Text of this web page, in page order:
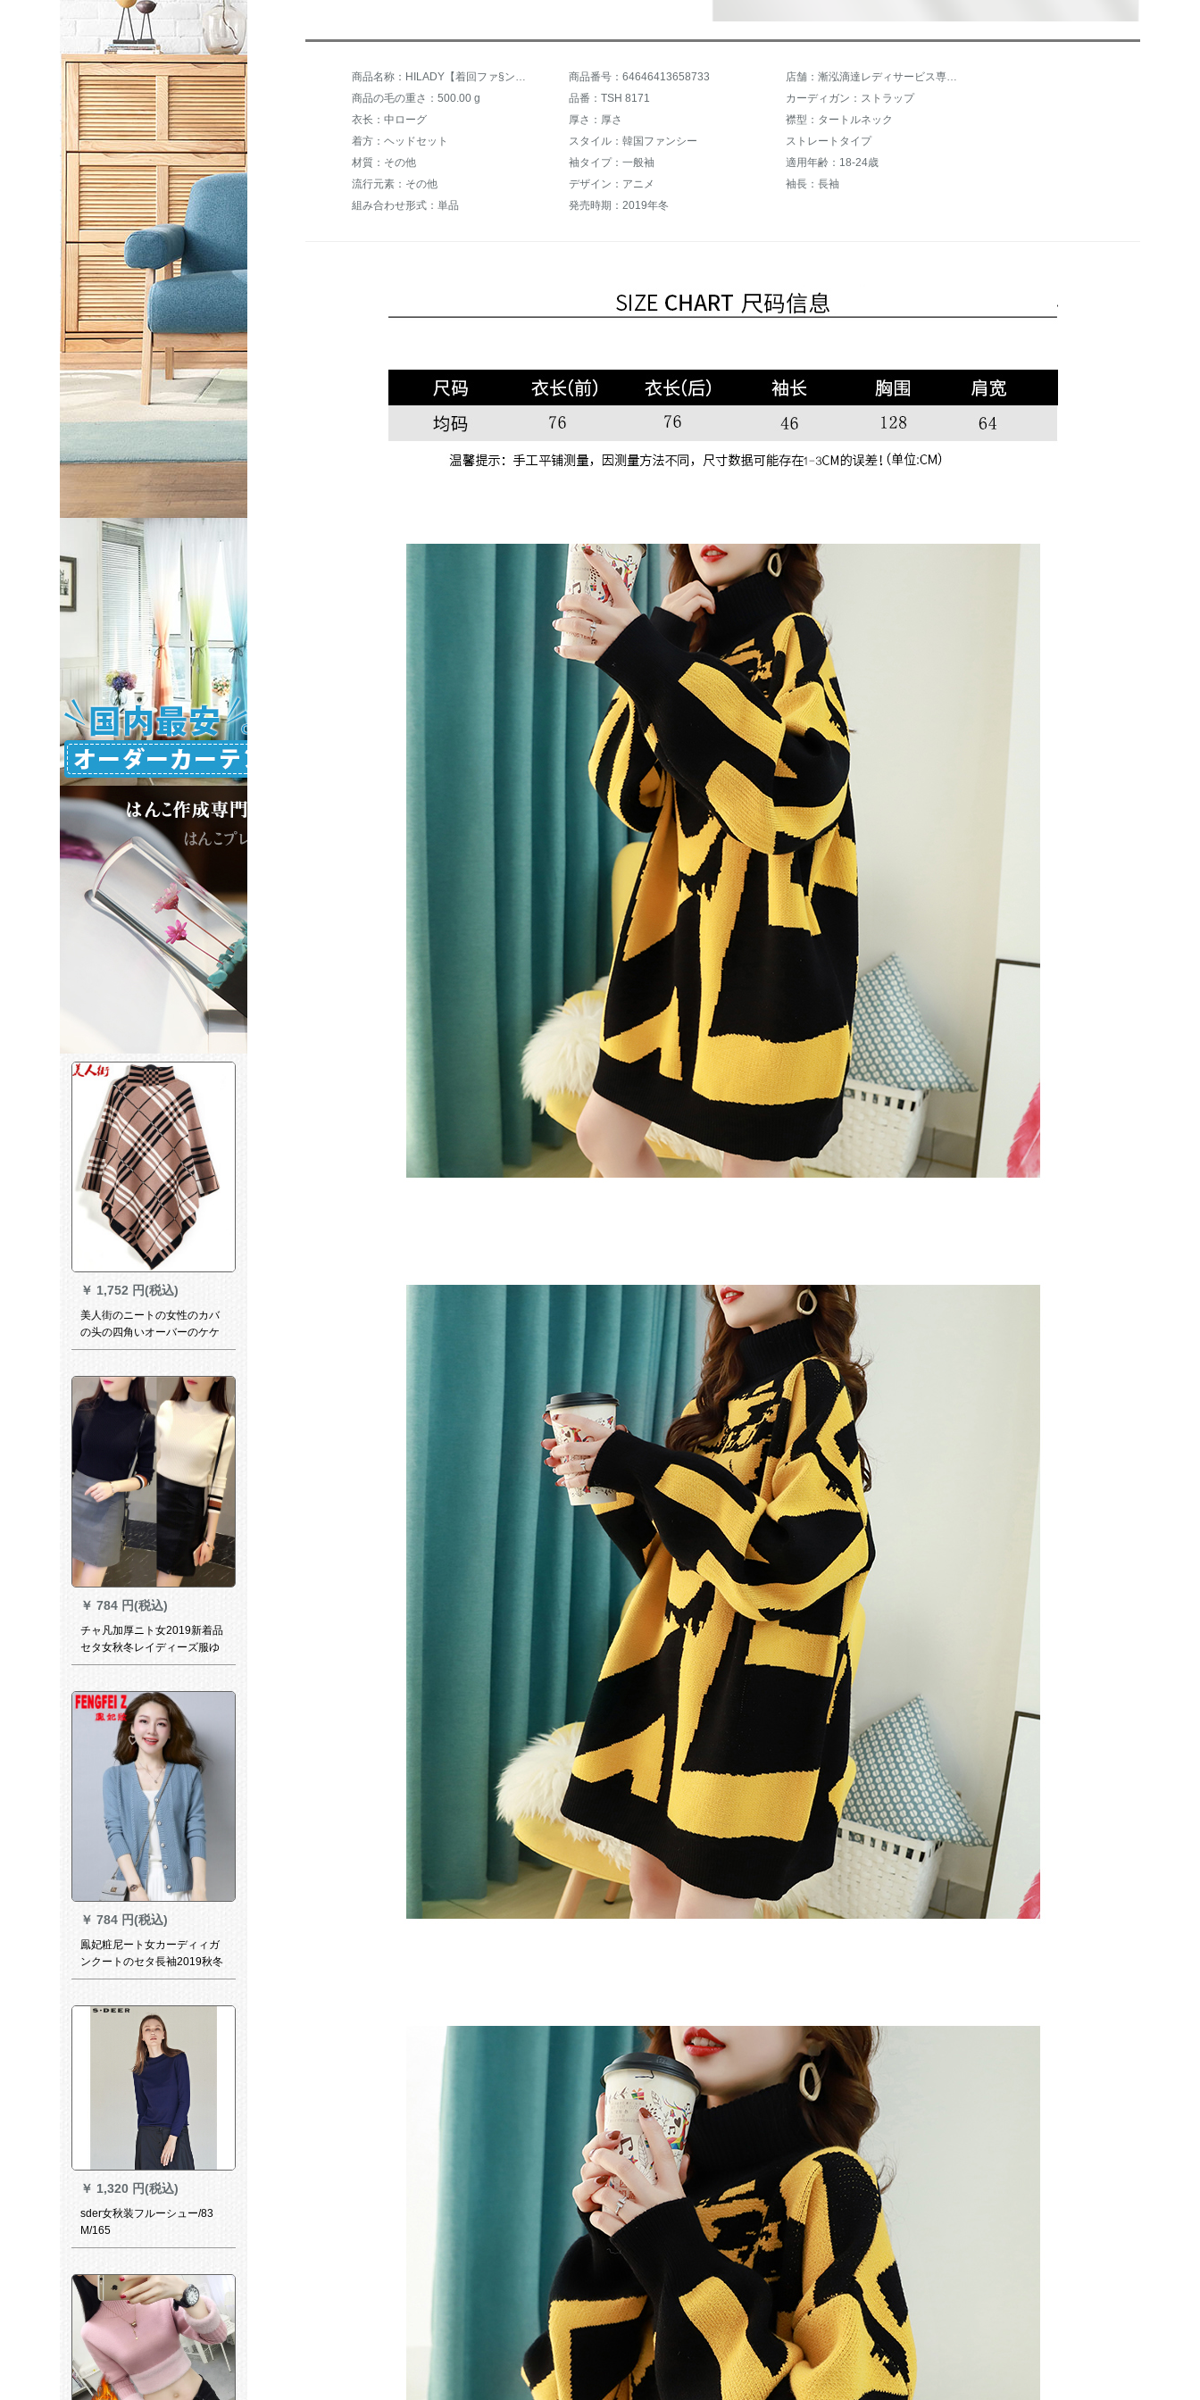
￥ 1,752 円(税込)
美人街のニートの女性のカバ
の头の四角いオーバーのケケ
リングの両用のローリングリ
け品のラクダカラーフォレス
ト(85-150斤にふさわしい)
￥ 784 円(税込)
チャ凡加厚ニト女2019新着品
セタ女秋冬レイディーズ服ゆ
るのストレープ女韩国ファン
头半タルネル上047黒
￥ 784 円(税込)
鳯妃粧尼ート女カーディィガ
ンクートのセタ長袖2019秋冬
新作ドレディ211ブチルフー
￥ 1,320 円(税込)
sder女秋装フルーシュー/83
M/165
商品名称：HILADY【着回ファ§ンジ】【セール中】テートネックス女子ローリング厚手冬2019新着ファンシー着韓国ファンシーコートを着ています。 商品番号：64646413658733
店舗：漸泓滴達レディサービス専門店
商品の毛の重さ：500.00 g
品番：TSH 8171
カーディガン：ストラップ
衣长：中ローグ
厚さ：厚さ
襟型：タートルネック
着方：ヘッドセット
スタイル：韓国ファンシー
ストレートタイプ
材質：その他
袖タイプ：一般袖
適用年齢：18-24歳
流行元素：その他
デザイン：アニメ
袖長：長袖
組み合わせ形式：単品
発売時期：2019年冬